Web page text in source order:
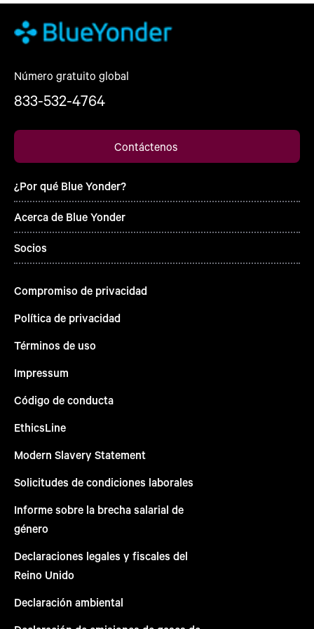
Número gratuito global
833-532-4764
Contáctenos
¿Por qué Blue Yonder?
Acerca de Blue Yonder
Socios
Compromiso de privacidad
Política de privacidad
Términos de uso
Impressum
Código de conducta
EthicsLine
Modern Slavery Statement
Solicitudes de condiciones laborales
Informe sobre la brecha salarial de
género
Declaraciones legales y fiscales del
Reino Unido
Declaración ambiental